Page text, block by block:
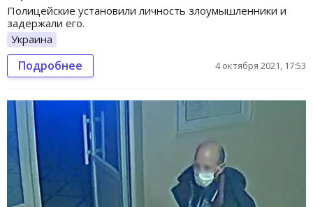
Полицейские установили личность злоумышленники и
задержали его.
Украина
Подробнее 4 октября 2021, 17:53